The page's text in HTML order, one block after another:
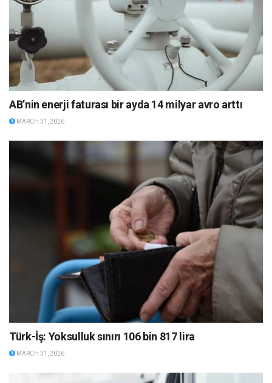
AB’nin enerji faturası bir ayda 14 milyar avro arttı
MARCH 31, 2026
Türk-İş: Yoksulluk sınırı 106 bin 817 lira
MARCH 31, 2026